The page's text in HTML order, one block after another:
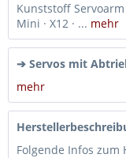
Kunststoff Servoarm
Mini · X12 · ... mehr
➔ Servos mit
mehr
Folgende Infos